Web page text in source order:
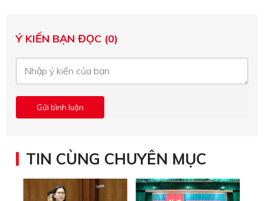
Ý KIẾN BẠN ĐỌC (0)
TIN CÙNG CHUYÊN MỤC